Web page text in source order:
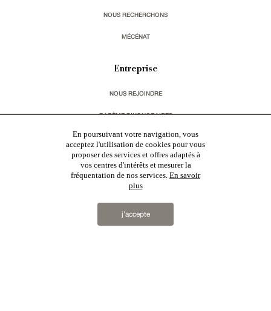
NOUS RECHERCHONS
MÉCÉNAT
Entreprise
NOUS REJOINDRE
BARÈME D'HONORAIRES
CHARTE RGPD
MENTIONS LÉGALES & CGU
Vous souhaitez recevoir nos lettres d'information ?
En poursuivant votre navigation, vous
acceptez l'utilisation de cookies pour vous
proposer des services et offres adaptés à
vos centres d'intérêts et mesurer la
fréquentation de nos services. En savoir
plus
j’accepte